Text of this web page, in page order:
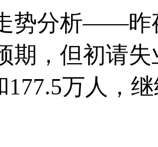
势分析——昨
期，但初请
177.5万人，